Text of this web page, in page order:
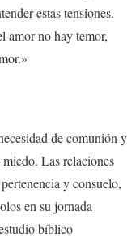
estas tensiones.
amor no hay temor,
de comunión y
Las relaciones
y consuelo,
en su jornada
bíblico